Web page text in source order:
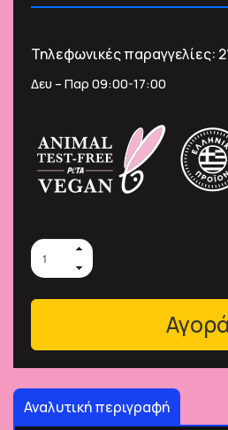
Τηλεφωνικές παραγγελίες:
Δευ – Παρ 09:00-17:00
Αγορά
Αναλυτική περιγραφή